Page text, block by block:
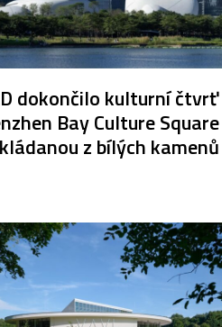
dokončilo kulturní čtvrť
Bay Culture Square
z bílých kamenů